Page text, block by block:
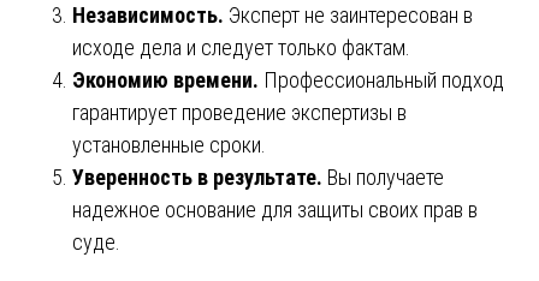
Независимость. Эксперт не заинтересован в
исходе дела и следует только фактам.
Экономию времени. Профессиональный подход
гарантирует проведение экспертизы в
установленные сроки.
Уверенность в результате. Вы получаете
надежное основание для защиты своих прав в
суде.